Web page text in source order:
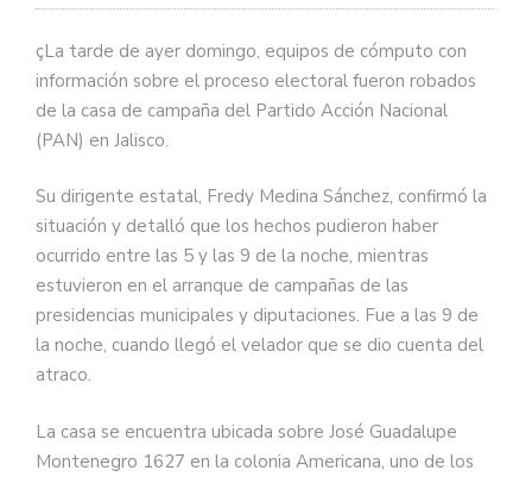
çLa tarde de ayer domingo, equipos de cómputo con
información sobre el proceso electoral fueron robados
de la casa de campaña del Partido Acción Nacional
(PAN) en Jalisco.
Su dirigente estatal, Fredy Medina Sánchez, confirmó la
situación y detalló que los hechos pudieron haber
ocurrido entre las 5 y las 9 de la noche, mientras
estuvieron en el arranque de campañas de las
presidencias municipales y diputaciones. Fue a las 9 de
la noche, cuando llegó el velador que se dio cuenta del
atraco.
La casa se encuentra ubicada sobre José Guadalupe
Montenegro 1627 en la colonia Americana, uno de los